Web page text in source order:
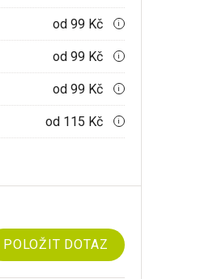
od 99 Kč i
od 99 Kč i
od 99 Kč i
od 115 Kč i
POLOŽIT DOTAZ